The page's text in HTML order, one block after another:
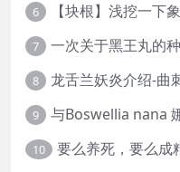
6
7 一次关于黑王丸的
8 龙舌兰妖炎介绍-曲
9 与Boswellia nana
10 要么养死，要么成